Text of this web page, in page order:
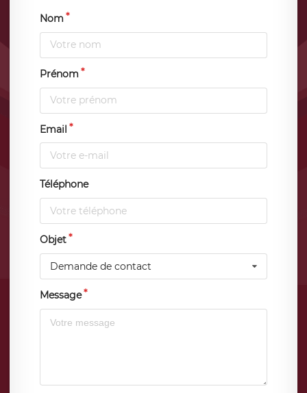
Nom
Prénom
Email
Téléphone
Objet
Demande de contact
Message